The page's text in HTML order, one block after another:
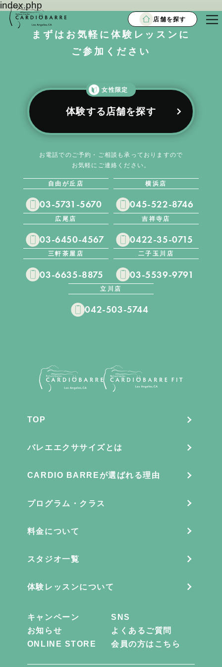
店舗を探す
index.php
まずはお気軽に体験レッスンに
ご参加ください
女性限定
体験する店舗を探す
お電話でのご予約・ご相談も承っておりますので
お気軽にご連絡ください。
自由が丘店
03-5731-5670
横浜店
045-522-8746
広尾店
03-6450-4567
吉祥寺店
0422-35-0715
三軒茶屋店
03-6635-8875
二子玉川店
03-5539-9791
立川店
042-503-5744
TOP
バレエエクササイズとは
CARDIO BARREが選ばれる理由
プログラム・クラス
料金について
スタジオ一覧
体験レッスンについて
キャンペーン
SNS
お知らせ
よくあるご質問
ONLINE STORE
会員の方はこちら